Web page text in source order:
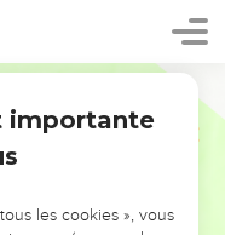
importante
les cookies », vous